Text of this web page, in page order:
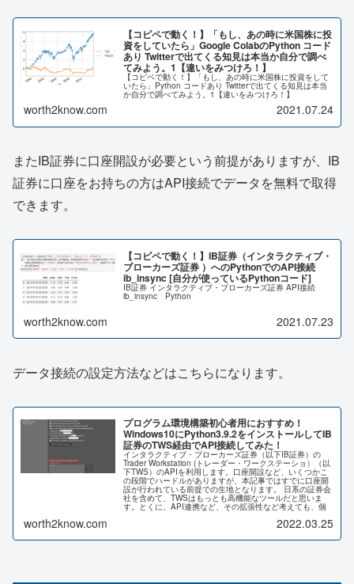
【コピペで動く！】「もし、あの時に米国株に投
資をしていたら」Google ColabのPython コード
あり Twitterで出てくる知見は本当か自分で調べ
てみよう。1【違いをみつけろ！】
【コピペで動く！】「もし、あの時に米国株に投資をして
いたら」Python コードあり Twitterで出てくる知見は本当
か自分で調べてみよう。1【違いをみつけろ！】
worth2know.com 2021.07.24
またIB証券に口座開設が必要という前提がありますが、IB
証券に口座をお持ちの方はAPI接続でデータを無料で取得
できます。
【コピペで動く！】IB証券（インタラクティブ・
ブローカーズ証券 ）へのPythonでのAPI接続
ib_insync [自分が使っているPythonコード]
IB証券 インタラクティブ・ブローカーズ証券 API接続
ib_insync Python
worth2know.com 2021.07.23
データ接続の設定方法などはこちらになります。
プログラム環境構築初心者用におすすめ！
Windows10にPython3.9.2をインストールしてIB
証券のTWS経由でAPI接続してみた！
インタラクティブ・ブローカーズ証券（以下IB証券）の
Trader Workstation (トレーダー・ワークステーショ）（以
下TWS）のAPIを利用します。口座開設など、いくつかこ
の段階でハードルがありますが、本記事ではすでに口座開
設が行われている前提での生地となります。 日系の証券会
社を含めて、TWSはもっとも高機能なツールだと思いま
す。とくに、API連携など、その拡張性など考えても、個
人投資家にとっては、現在利用できるツールのうちの最高
峰のものであると思っています。 現実的・具体的な利用方
記述していきま、その設定に必要な手順や、備忘録として
worth2know.com 2022.03.25